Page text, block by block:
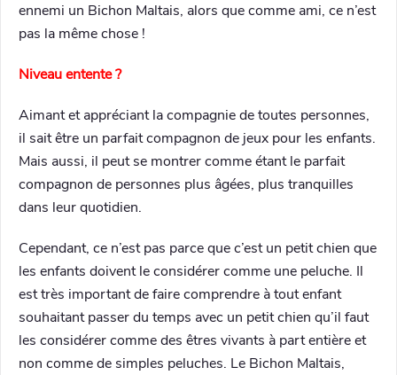
ennemi un Bichon Maltais, alors que comme ami, ce n’est
pas la même chose !
Niveau entente ?
Aimant et appréciant la compagnie de toutes personnes,
il sait être un parfait compagnon de jeux pour les enfants.
Mais aussi, il peut se montrer comme étant le parfait
compagnon de personnes plus âgées, plus tranquilles
dans leur quotidien.
Cependant, ce n’est pas parce que c’est un petit chien que
les enfants doivent le considérer comme une peluche. Il
est très important de faire comprendre à tout enfant
souhaitant passer du temps avec un petit chien qu’il faut
les considérer comme des êtres vivants à part entière et
non comme de simples peluches. Le Bichon Maltais,